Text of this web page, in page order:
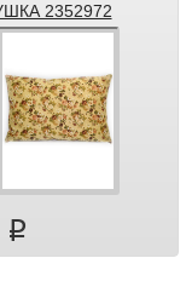
2352972
p